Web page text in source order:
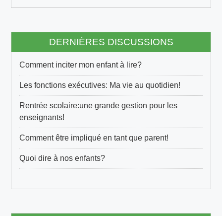
s
e
a
DERNIÈRES DISCUSSIONS
Comment inciter mon enfant à lire?
Les fonctions exécutives: Ma vie au quotidien!
Rentrée scolaire:une grande gestion pour les
enseignants!
Comment être impliqué en tant que parent!
Quoi dire à nos enfants?